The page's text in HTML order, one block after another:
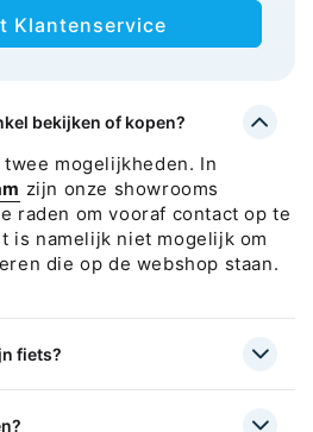
Klantenservice
bekijken of kopen?
mogelijkheden. In
zijn onze showrooms
raden om vooraf contact op te
is namelijk niet mogelijk om
die op de webshop staan.
fiets?